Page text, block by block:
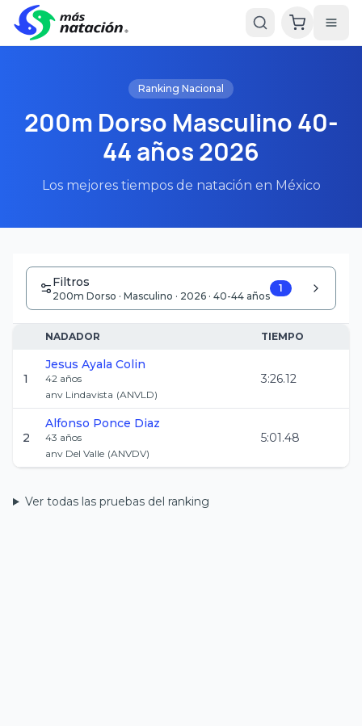
Ranking Nacional
200m Dorso Masculino 40-
44 años 2026
Los mejores tiempos de natación en México
Filtros
200m Dorso · Masculino · 2026 · 40-44 años
1
NADADOR TIEMPO
1
Jesus Ayala Colin
42 años
anv Lindavista (ANVLD)
3:26.12
2
Alfonso Ponce Diaz
43 años
anv Del Valle (ANVDV)
5:01.48
Ver todas las pruebas del ranking